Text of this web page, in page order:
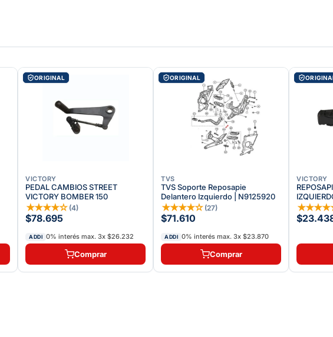
ORIGINAL
VICTORY
PEDAL CAMBIOS STREET
VICTORY BOMBER 150
★★★★☆ (4)
$78.695
ADDI 0% interés max. 3x $26.232
Comprar
ORIGINAL
TVS
TVS Soporte Reposapie
Delantero Izquierdo | N9125920
★★★★☆ (27)
$71.610
ADDI 0% interés max. 3x $23.870
Comprar
VICTORY
★★★★